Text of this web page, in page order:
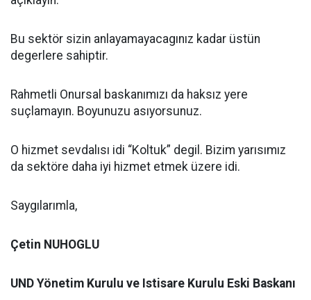
Bu sektör sizin anlayamayacagınız kadar üstün
degerlere sahiptir.
Rahmetli Onursal baskanımızı da haksız yere
suçlamayın. Boyunuzu asıyorsunuz.
O hizmet sevdalısı idi “Koltuk” degil. Bizim yarısımız
da sektöre daha iyi hizmet etmek üzere idi.
Saygılarımla,
Çetin NUHOGLU
UND Yönetim Kurulu ve Istisare Kurulu Eski Baskanı